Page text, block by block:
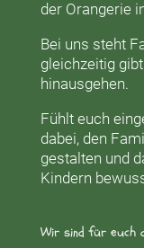
der Orangerie
Bei uns steht
gleichzeitig
hinausgehen.
Fühlt euch
dabei, den
gestalten und
Kindern
Wir sind für euch